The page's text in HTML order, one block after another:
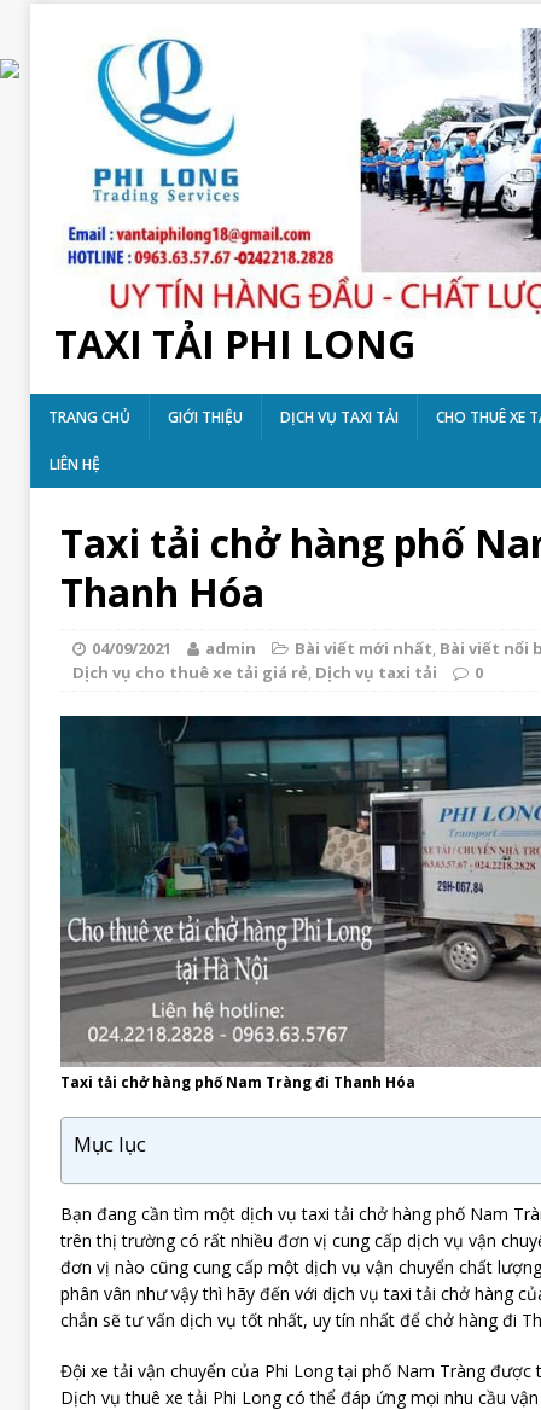
TAXI TẢI PHI LONG
TRANG CHỦ GIỚI THIỆU DỊCH VỤ TAXI TẢI CHO THUÊ XE
LIÊN HỆ
Taxi tải chở hàng phố
Thanh Hóa
04/09/2021 admin Bài viết mới nhất, Bài viết nổi
Dịch vụ cho thuê xe tải giá rẻ, Dịch vụ taxi tải 0
Taxi tải chở hàng phố Nam Tràng đi Thanh Hóa
Mục lục
Bạn đang cần tìm một dịch vụ taxi tải chở hàng phố Nam
trên thị trường có rất nhiều đơn vị cung cấp dịch vụ vận
đơn vị nào cũng cung cấp một dịch vụ vận chuyển chất
phân vân như vậy thì hãy đến với dịch vụ taxi tải chở hàng
chắn sẽ tư vấn dịch vụ tốt nhất, uy tín nhất để chở hàng đi
Đội xe tải vận chuyển của Phi Long tại phố Nam Tràng được
Dịch vụ thuê xe tải Phi Long có thể đáp ứng mọi nhu cầu